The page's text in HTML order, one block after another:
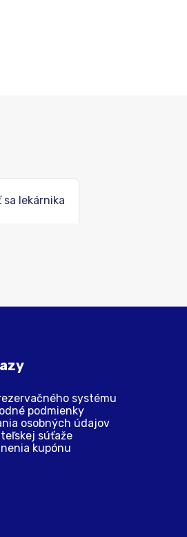
sa lekárnika
systému
podmienky
osobných údajov
súťaže
kupónu